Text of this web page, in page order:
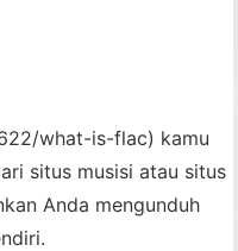
what-is-flac) kamu
situs musisi atau situs
Anda mengunduh